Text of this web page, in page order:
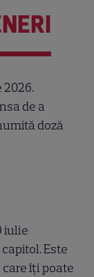
2026.
de a
doză
iulie
Este
îți poate